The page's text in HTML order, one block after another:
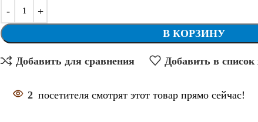
В КОРЗИНУ
Добавить для сравнения Добавить в
2 посетителя смотрят этот товар прямо сейчас!